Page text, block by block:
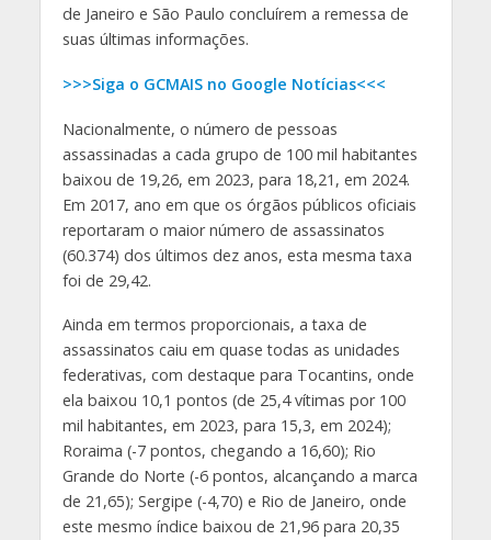
de Janeiro e São Paulo concluírem a remessa de
suas últimas informações.
>>>Siga o GCMAIS no Google Notícias<<<
Nacionalmente, o número de pessoas
assassinadas a cada grupo de 100 mil habitantes
baixou de 19,26, em 2023, para 18,21, em 2024.
Em 2017, ano em que os órgãos públicos oficiais
reportaram o maior número de assassinatos
(60.374) dos últimos dez anos, esta mesma taxa
foi de 29,42.
Ainda em termos proporcionais, a taxa de
assassinatos caiu em quase todas as unidades
federativas, com destaque para Tocantins, onde
ela baixou 10,1 pontos (de 25,4 vítimas por 100
mil habitantes, em 2023, para 15,3, em 2024);
Roraima (-7 pontos, chegando a 16,60); Rio
Grande do Norte (-6 pontos, alcançando a marca
de 21,65); Sergipe (-4,70) e Rio de Janeiro, onde
este mesmo índice baixou de 21,96 para 20,35